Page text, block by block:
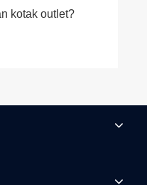
kotak outlet?